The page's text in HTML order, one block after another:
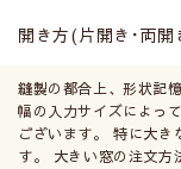
開き方(片開き･両
縫製の都合上、形状記
幅の入力サイズによっ
ございます。 特に大き
す。 大きい窓の注文方